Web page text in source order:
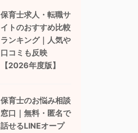
保育士求人・転職サ
イトのおすすめ比較
ランキング｜人気や
口コミも反映
【2026年度版】
保育士のお悩み相談
窓口｜無料・匿名で
話せるLINEオープ